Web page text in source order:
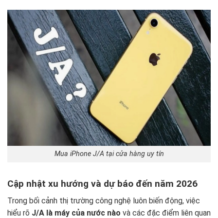
Mua iPhone J/A tại cửa hàng uy tín
Cập nhật xu hướng và dự báo đến năm 2026
Trong bối cảnh thị trường công nghệ luôn biến động, việc
hiểu rõ J/A là máy của nước nào và các đặc điểm liên quan